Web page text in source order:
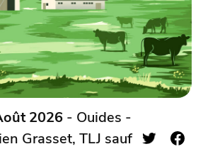
2026 - Ouides -
Grasset, TLJ sauf